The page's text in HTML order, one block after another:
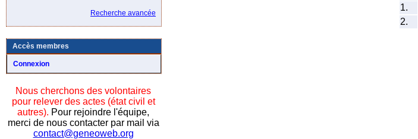
Recherche avancée
Accès membres
Connexion
Nous cherchons des volontaires
pour relever des actes (état civil et
autres). Pour rejoindre l'équipe,
merci de nous contacter par mail via
contact@geneoweb.org
1.
2.